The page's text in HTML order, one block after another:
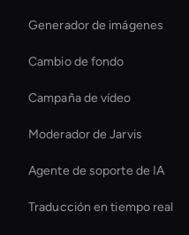
Generador de imágenes
Cambio de fondo
Campaña de vídeo
Moderador de Jarvis
Agente de soporte de IA
Traducción en tiempo real